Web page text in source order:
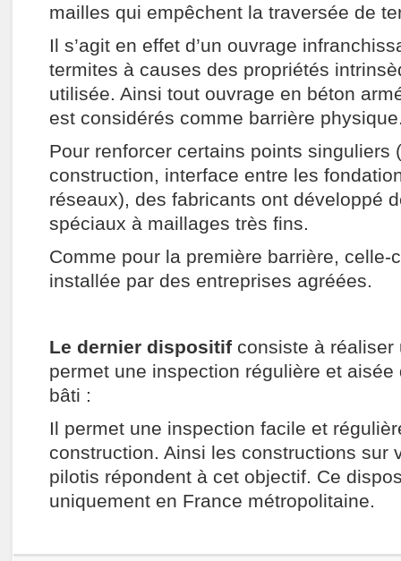
mailles qui empêchent la traversée de
Il s’agit en effet d’un ouvrage
termites à causes des propriétés
utilisée. Ainsi tout ouvrage en béton
est considérés comme barrière
Pour renforcer certains points singuliers
construction, interface entre les
réseaux), des fabricants ont développé
spéciaux à maillages très fins.
Comme pour la première barrière,
installée par des entreprises agréées.
Le dernier dispositif consiste à réaliser
permet une inspection régulière et aisée
bâti :
Il permet une inspection facile et
construction. Ainsi les constructions sur
pilotis répondent à cet objectif. Ce
uniquement en France métropolitaine.